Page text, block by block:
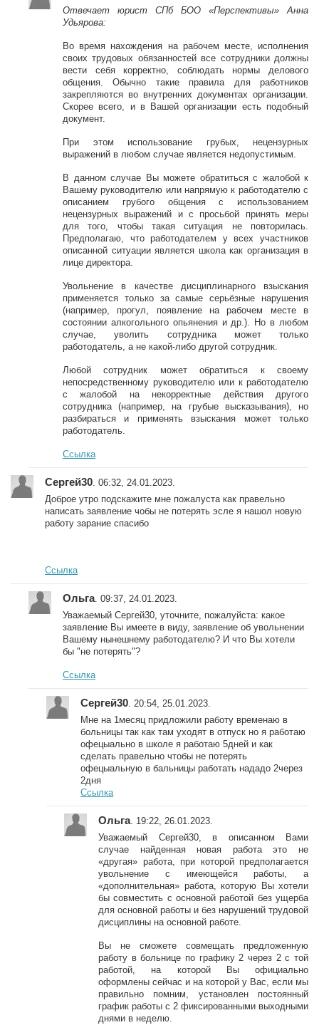
Отвечает юрист СПб БОО «Перспективы» Анна
Удьярова:
Во время нахождения на рабочем месте, исполнения
своих трудовых обязанностей все сотрудники должны
вести себя корректно, соблюдать нормы делового
общения. Обычно такие правила для работников
закрепляются во внутренних документах организации.
Скорее всего, и в Вашей организации есть подобный
документ.
При этом использование грубых, нецензурных
выражений в любом случае является недопустимым.
В данном случае Вы можете обратиться с жалобой к
Вашему руководителю или напрямую к работодателю с
описанием грубого общения с использованием
нецензурных выражений и с просьбой принять меры
для того, чтобы такая ситуация не повторилась.
Предполагаю, что работодателем у всех участников
описанной ситуации является школа как организация в
лице директора.
Увольнение в качестве дисциплинарного взыскания
применяется только за самые серьёзные нарушения
(например, прогул, появление на рабочем месте в
состоянии алкогольного опьянения и др.). Но в любом
случае, уволить сотрудника может только
работодатель, а не какой-либо другой сотрудник.
Любой сотрудник может обратиться к своему
непосредственному руководителю или к работодателю
с жалобой на некорректные действия другого
сотрудника (например, на грубые высказывания), но
разбираться и применять взыскания может только
работодатель.
Ссылка
Сергей30 . 06:32, 24.01.2023.
Доброе утро подскажите мне пожалуста как правельно
написать заявление чобы не потерять эсле я нашол новую
работу зарание спасибо
Ссылка
Ольга. 09:37, 24.01.2023.
Уважаемый Сергей30, уточните, пожалуйста: какое
заявление Вы имеете в виду, заявление об увольнении
Вашему нынешнему работодателю? И что Вы хотели
бы "не потерять"?
Ссылка
Сергей30 . 20:54, 25.01.2023.
Мне на 1месяц придложили работу временаю в
больницы так как там уходят в отпуск но я работаю
офецыально в школе я работаю 5дней и как
сделать правельно чтобы не потерять
офецыальную в бальницы работать нададо 2через
2дня
Ссылка
Ольга. 19:22, 26.01.2023.
Уважаемый Сергей30, в описанном Вами
случае найденная новая работа это не
«другая» работа, при которой предполагается
увольнение с имеющейся работы, а
«дополнительная» работа, которую Вы хотели
бы совместить с основной работой без ущерба
для основной работы и без нарушений трудовой
дисциплины на основной работе.
Вы не сможете совмещать предложенную
работу в больнице по графику 2 через 2 с той
работой, на которой Вы официально
оформлены сейчас и на которой у Вас, если мы
правильно помним, установлен постоянный
график работы с 2 фиксированными выходными
днями в неделю.